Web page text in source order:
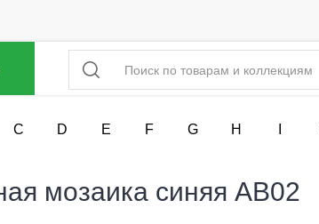
C D E F G H
мозаика синяя AB02